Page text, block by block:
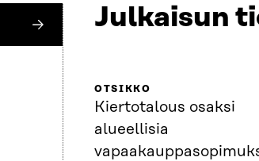
Julkaisun
OTSIKKO
Kiertotalous osaksi
alueellisia